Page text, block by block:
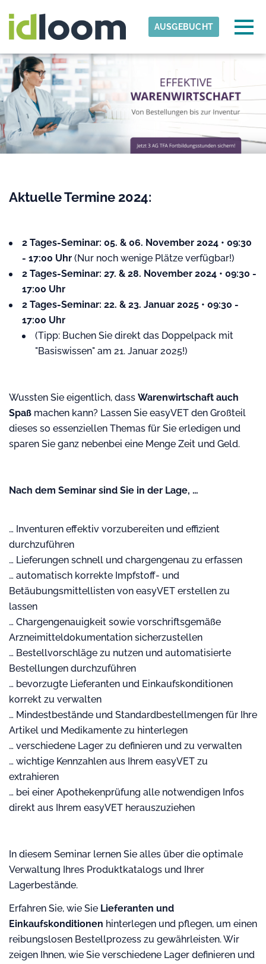
AUSGEBUCHT
vetz
Aktuelle Termine 2024:
2 Tages-Seminar: 05. & 06. November 2024 • 09:30
- 17:00 Uhr (Nur noch wenige Plätze verfügbar!)
2 Tages-Seminar: 27. & 28. November 2024 • 09:30 -
17:00 Uhr
2 Tages-Seminar: 22. & 23. Januar 2025 • 09:30 -
17:00 Uhr
(Tipp: Buchen Sie direkt das Doppelpack mit
"Basiswissen" am 21. Januar 2025!)
Wussten Sie eigentlich, dass Warenwirtschaft auch
Spaß machen kann? Lassen Sie easyVET den Großteil
dieses so essenziellen Themas für Sie erledigen und
sparen Sie ganz nebenbei eine Menge Zeit und Geld.
Nach dem Seminar sind Sie in der Lage, …
… Inventuren effektiv vorzubereiten und effizient
durchzuführen
… Lieferungen schnell und chargengenau zu erfassen
… automatisch korrekte Impfstoff- und
Betäubungsmittellisten von easyVET erstellen zu
lassen
… Chargengenauigkeit sowie vorschriftsgemäße
Arzneimitteldokumentation sicherzustellen
… Bestellvorschläge zu nutzen und automatisierte
Bestellungen durchzuführen
… bevorzugte Lieferanten und Einkaufskonditionen
korrekt zu verwalten
… Mindestbestände und Standardbestellmengen für Ihre
Artikel und Medikamente zu hinterlegen
… verschiedene Lager zu definieren und zu verwalten
… wichtige Kennzahlen aus Ihrem easyVET zu
extrahieren
… bei einer Apothekenprüfung alle notwendigen Infos
direkt aus Ihrem easyVET herauszuziehen
In diesem Seminar lernen Sie alles über die optimale
Verwaltung Ihres Produktkatalogs und Ihrer
Lagerbestände.
Erfahren Sie, wie Sie Lieferanten und
Einkaufskonditionen hinterlegen und pflegen, um einen
reibungslosen Bestellprozess zu gewährleisten. Wir
zeigen Ihnen, wie Sie verschiedene Lager definieren und
Erkannte Zeitzone